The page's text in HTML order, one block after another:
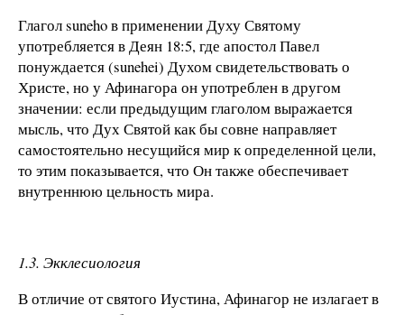
Глагол suneho в применении Духу Святому
употребляется в Деян 18:5, где апостол Павел
понуждается (sunehei) Духом свидетельствовать о
Христе, но у Афинагора он употреблен в другом
значении: если предыдущим глаголом выражается
мысль, что Дух Святой как бы совне направляет
самостоятельно несущийся мир к определенной цели,
то этим показывается, что Он также обеспечивает
внутреннюю цельность мира.
1.3. Экклесиология
В отличие от святого Иустина, Афинагор не излагает в